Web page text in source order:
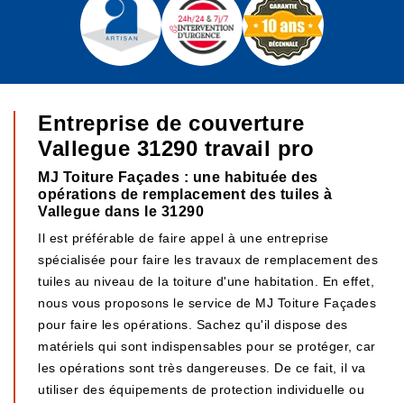
Entreprise de couverture
Vallegue 31290 travail pro
MJ Toiture Façades : une habituée des
opérations de remplacement des tuiles à
Vallegue dans le 31290
Il est préférable de faire appel à une entreprise
spécialisée pour faire les travaux de remplacement des
tuiles au niveau de la toiture d'une habitation. En effet,
nous vous proposons le service de MJ Toiture Façades
pour faire les opérations. Sachez qu'il dispose des
matériels qui sont indispensables pour se protéger, car
les opérations sont très dangereuses. De ce fait, il va
utiliser des équipements de protection individuelle ou